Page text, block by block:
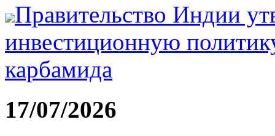
Правительство Индии
инвестиционную
карбамида
17/07/2026